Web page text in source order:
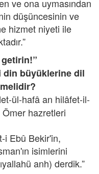
ve ona uymasından
düşüncesinin ve
hizmet niyeti ile
din büyüklerine dil
ül-hafâ an hilâfet-il-
hazretleri
i Ebû Bekir'in,
isimlerini
anh) derdik.”